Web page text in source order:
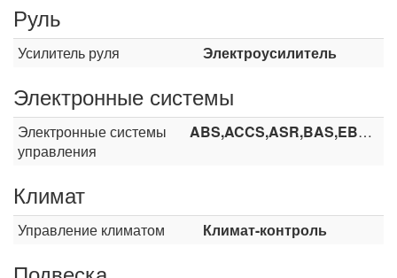
Руль
Усилитель руля Электроусилитель
Электронные системы
Электронные системы
управления
ABS,ACCS,ASR,BAS,EBD,ESP,TCS
Климат
Управление климатом Климат-контроль